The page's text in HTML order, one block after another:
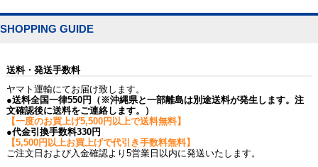
SHOPPING GUIDE
送料・発送手数料
ヤマト運輸にてお届け致します。
●送料全国一律550円（※沖縄県と一部離島は別途送料が発生します。注
文確認後に送料をご連絡します。）
【一度のお買上げ5,500円以上で送料無料】
●代金引換手数料330円
【5,500円以上お買上げで代引き手数料無料】
ご注文日および入金確認より5営業日以内に発送いたします。